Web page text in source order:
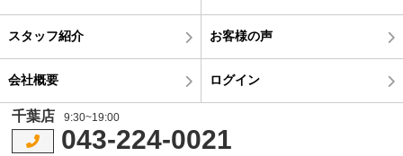
スタッフ紹介 お客様の声
会社概要 ログイン
千葉店 9:30~19:00
043-224-0021